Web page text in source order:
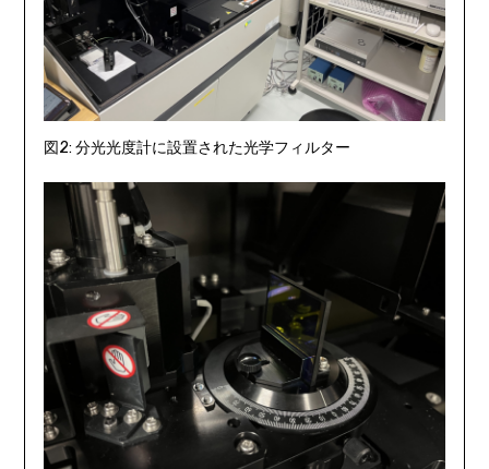
図2: 分光光度計に設置された光学フィルター